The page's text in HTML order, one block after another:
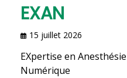
EXAN
15 juillet 2026
EXpertise en
Numérique